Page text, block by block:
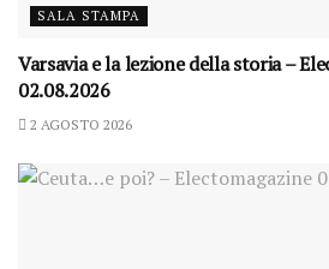
SALA STAMPA
Varsavia e la lezione della storia –
02.08.2026
2 AGOSTO 2026